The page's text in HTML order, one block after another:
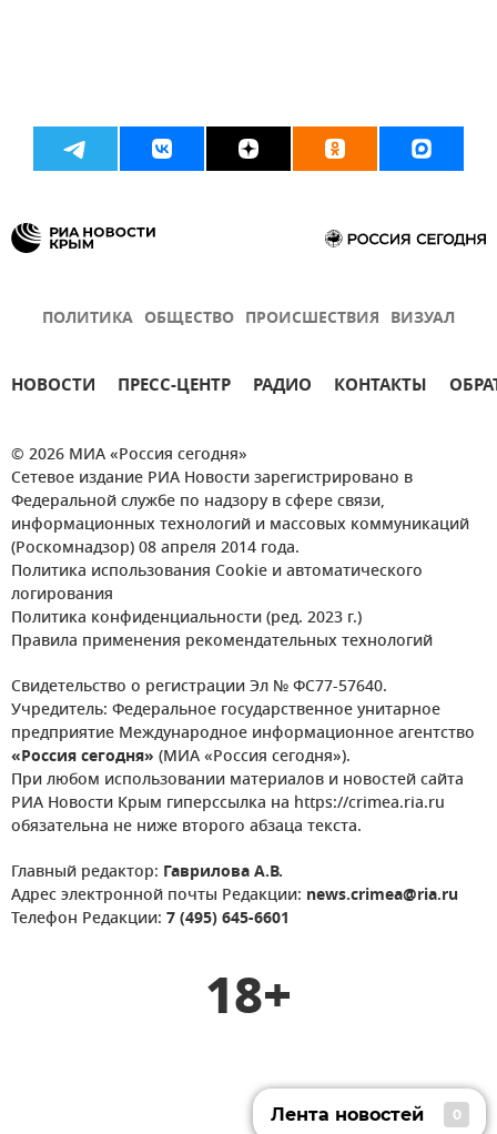
ПОЛИТИКА ОБЩЕСТВО ПРОИСШЕСТВИЯ ВИЗУАЛ
НОВОСТИ ПРЕСС-ЦЕНТР РАДИО КОНТАКТЫ
© 2026 МИА «Россия сегодня»
Сетевое издание РИА Новости зарегистрировано в
Федеральной службе по надзору в сфере связи,
информационных технологий и массовых коммуникаций
(Роскомнадзор) 08 апреля 2014 года.
Политика использования Cookie и автоматического
логирования
Политика конфиденциальности (ред. 2023 г.)
Правила применения рекомендательных технологий
Свидетельство о регистрации Эл № ФС77-57640.
Учредитель: Федеральное государственное унитарное
предприятие Международное информационное агентство
«Россия сегодня» (МИА «Россия сегодня»).
При любом использовании материалов и новостей сайта
РИА Новости Крым гиперссылка на https://crimea.ria.ru
обязательна не ниже второго абзаца текста.
Главный редактор: Гаврилова А.В.
Адрес электронной почты Редакции: news.crimea@ria.ru
Телефон Редакции: 7 (495) 645-6601
18+
Лента новостей 0